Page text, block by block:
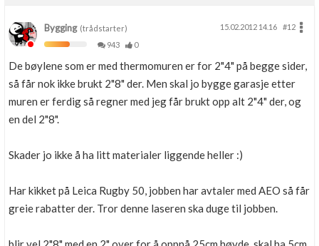
Bygging(trådstarter) 15.02.2012 14.16
#12
943
0
De bøylene som er med thermomuren er for 2"4" på begge sider,
så får nok ikke brukt 2"8" der. Men skal jo bygge garasje etter
muren er ferdig så regner med jeg får brukt opp alt 2"4" der, og
en del 2"8".
Skader jo ikke å ha litt materialer liggende heller :)
Har kikket på Leica Rugby 50, jobben har avtaler med AEO så får
greie rabatter der. Tror denne laseren ska duge til jobben.